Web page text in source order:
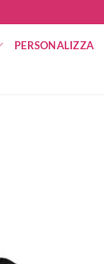
PERSONALIZZA